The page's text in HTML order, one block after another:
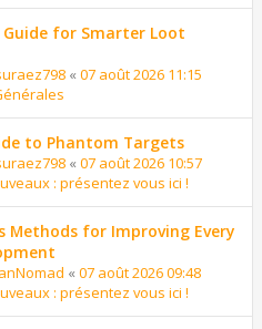
for Smarter Loot
« 07 août 2026 11:15
to Phantom Targets
« 07 août 2026 10:57
: présentez vous ici !
Methods for Improving Every
« 07 août 2026 09:48
: présentez vous ici !